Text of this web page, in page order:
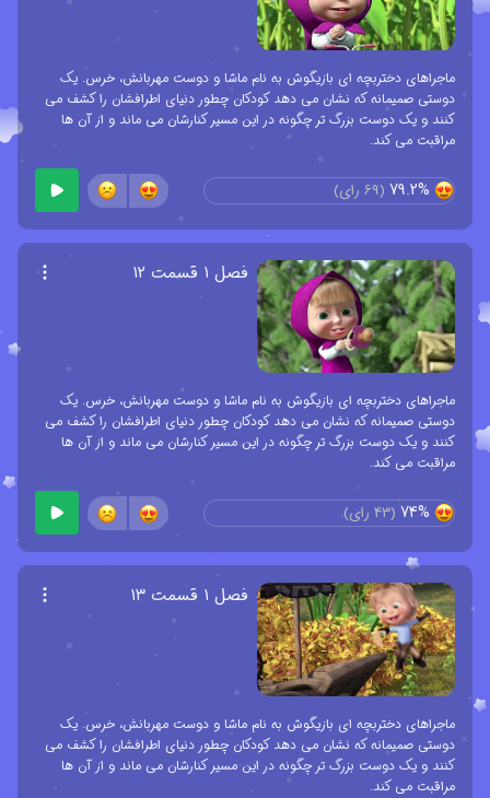
ماجراهای دختربچه ای بازیگوش به نام ماشا و دوست مهربانش، خرس. یک
دوستی صمیمانه که نشان می دهد کودکان چطور دنیای اطرافشان را کشف می
کنند و یک دوست بزرگ تر چگونه در این مسیر کنارشان می ماند و از آن ها
مراقبت می کند.
79.2%
(
69 رای)
فصل ۱ قسمت ۱۲
ماجراهای دختربچه ای بازیگوش به نام ماشا و دوست مهربانش، خرس. یک
دوستی صمیمانه که نشان می دهد کودکان چطور دنیای اطرافشان را کشف می
کنند و یک دوست بزرگ تر چگونه در این مسیر کنارشان می ماند و از آن ها
مراقبت می کند.
74%
(
43 رای)
فصل ۱ قسمت ۱۳
ماجراهای دختربچه ای بازیگوش به نام ماشا و دوست مهربانش، خرس. یک
دوستی صمیمانه که نشان می دهد کودکان چطور دنیای اطرافشان را کشف می
کنند و یک دوست بزرگ تر چگونه در این مسیر کنارشان می ماند و از آن ها
مراقبت می کند.